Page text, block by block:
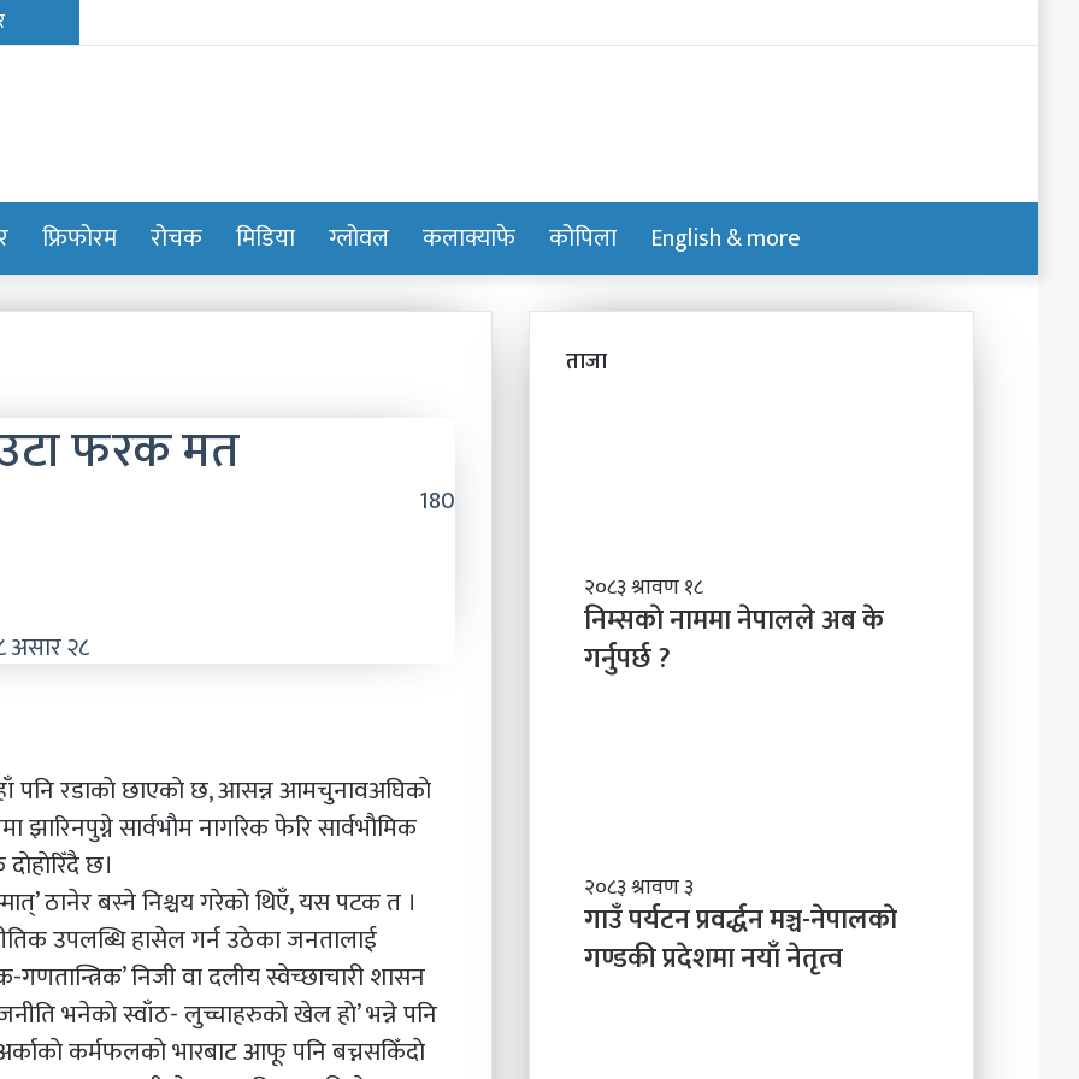
फ्रिफोरम रोचक मिडिया ग्लोवल कलाक्याफे कोपिला English & more
for
skin
फरक मत
असार २८
180
पनि रडाकाे छाएकाे छ, आसन्न आमचुनावअघिकाे
सार्वभाैम नागरिक फेरि सार्वभाैमिक
छ।
ठानेर बस्ने निश्चय गरेकाे थिएँ, यस पटक त ।
उपलब्धि हासेल गर्न उठेका जनतालाई
गणतान्त्रिक’ निजी वा दलीय स्वेच्छाचारी शासन
भनेकाे स्वाँठ- लुच्चाहरुकाे खेल हाे’ भन्ने पनि
कर्मफलकाे भारबाट आफू पनि बच्नसकिँदाे
ताजा
नि
म्स
काे
ना
ब
के
ग
र्नु
२०८३ श्रावण १८
निम्सकाे नाममा नेपालले अब के
गर्नुपर्छ ?
गा
उँ
प
र्य
२०८३ श्रावण ३
गाउँ पर्यटन प्रवर्द्धन मञ्च-नेपालकाे
गण्डकी प्रदेशमा नयाँ नेतृत्व